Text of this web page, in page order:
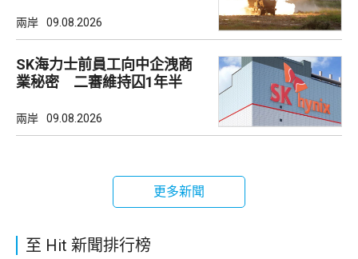
兩岸 09.08.2026
SK海力士前員工向中企洩商
業秘密 二審維持囚1年半
兩岸 09.08.2026
更多新聞
至 Hit 新聞排行榜